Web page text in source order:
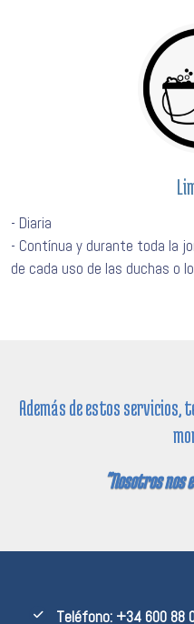
- Diaria
- Contínua y durante toda la
de cada uso de las duchas o
Además de estos servicios,
"Nosotros nos
Teléfono: +34 600 88